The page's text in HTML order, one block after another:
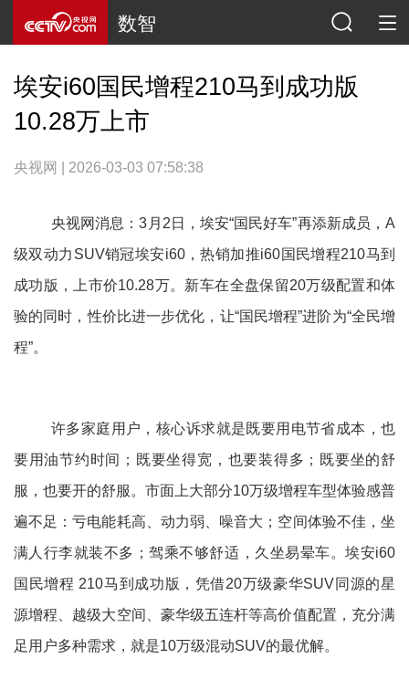
数智
埃安i60国民增程210马到成功版
10.28万上市
央视网 | 2026-03-03 07:58:38
央视网消息：3月2日，埃安“国民好车”再添新成员，A
级双动力SUV销冠埃安i60，热销加推i60国民增程210马到
成功版，上市价10.28万。新车在全盘保留20万级配置和体
验的同时，性价比进一步优化，让“国民增程”进阶为“全民增
程”。
许多家庭用户，核心诉求就是既要用电节省成本，也
要用油节约时间；既要坐得宽，也要装得多；既要坐的舒
服，也要开的舒服。市面上大部分10万级增程车型体验感普
遍不足：亏电能耗高、动力弱、噪音大；空间体验不佳，坐
满人行李就装不多；驾乘不够舒适，久坐易晕车。埃安i60
国民增程 210马到成功版，凭借20万级豪华SUV同源的星
源增程、越级大空间、豪华级五连杆等高价值配置，充分满
足用户多种需求，就是10万级混动SUV的最优解。